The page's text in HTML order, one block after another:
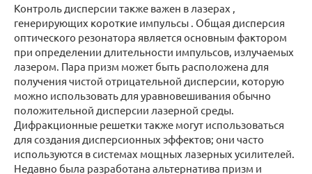
Контроль дисперсии также важен в лазерах ,
генерирующих короткие импульсы . Общая дисперсия
оптического резонатора является основным фактором
при определении длительности импульсов, излучаемых
лазером. Пара призм может быть расположена для
получения чистой отрицательной дисперсии, которую
можно использовать для уравновешивания обычно
положительной дисперсии лазерной среды.
Дифракционные решетки также могут использоваться
для создания дисперсионных эффектов; они часто
используются в системах мощных лазерных усилителей.
Недавно была разработана альтернатива призм и